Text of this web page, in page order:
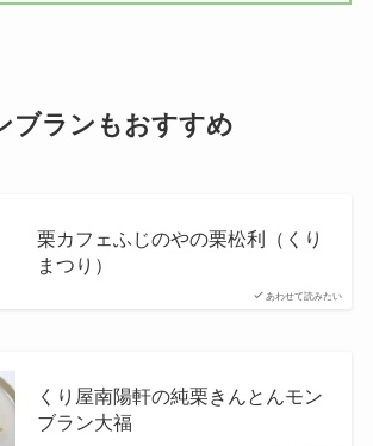
ブランもおすすめ
あわせて読みたい
栗カフェふじのやの栗松利（くり
まつり）
くり屋南陽軒の純栗きんとんモン
ブラン大福